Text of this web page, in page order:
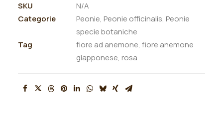
SKU
N/A
Categorie
Peonie, Peonie officinalis, Peonie
specie botaniche
Tag
fiore ad anemone, fiore anemone
giapponese, rosa